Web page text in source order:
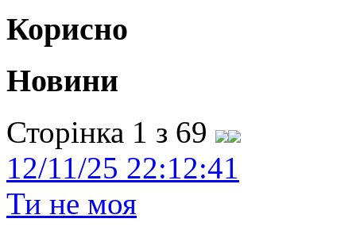
Корисно
Новини
Сторінка 1 з 69
12/11/25 22:12:41
Ти не моя